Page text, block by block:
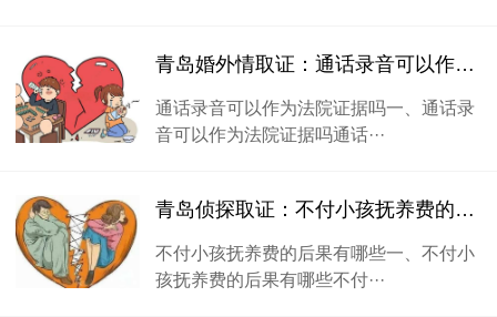
青岛婚外情取证：通话录音可以作为法院证据吗
通话录音可以作为法院证据吗一、通话录
音可以作为法院证据吗通话···
青岛侦探取证：不付小孩抚养费的后果有哪些
不付小孩抚养费的后果有哪些一、不付小
孩抚养费的后果有哪些不付···